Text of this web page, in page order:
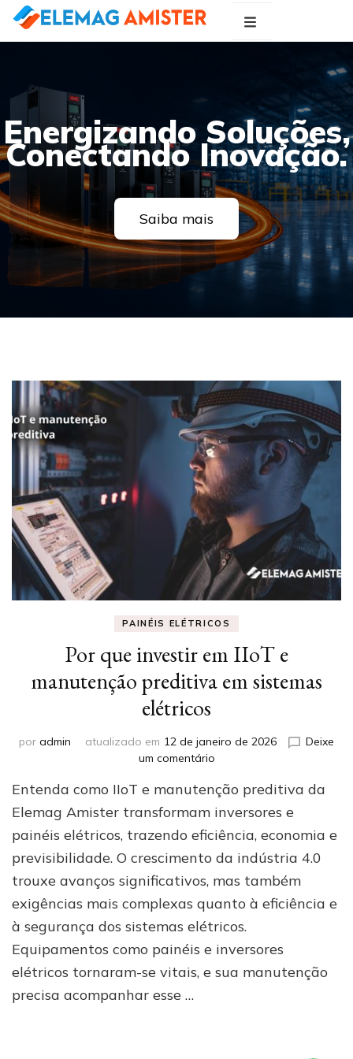
Energizando Soluções,
Conectando Inovação.
Saiba mais
PAINÉIS ELÉTRICOS
Por que investir em IIoT e
manutenção preditiva em sistemas
elétricos
por admin atualizado em 12 de janeiro de 2026
Deixe
um comentárioem
que
investir
IIoT
e
manutenção
preditiva
em
sistemas
Entenda como IIoT e manutenção preditiva da
Elemag Amister transformam inversores e
painéis elétricos, trazendo eficiência, economia e
previsibilidade. O crescimento da indústria 4.0
trouxe avanços significativos, mas também
exigências mais complexas quanto à eficiência e
à segurança dos sistemas elétricos.
Equipamentos como painéis e inversores
elétricos tornaram-se vitais, e sua manutenção
precisa acompanhar esse …